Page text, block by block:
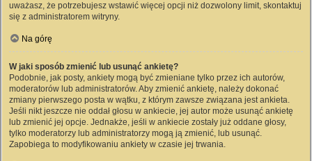
uważasz, że potrzebujesz wstawić więcej opcji niż dozwolony limit, skontaktuj
się z administratorem witryny.
Na górę
W jaki sposób zmienić lub usunąć ankietę?
Podobnie, jak posty, ankiety mogą być zmieniane tylko przez ich autorów,
moderatorów lub administratorów. Aby zmienić ankietę, należy dokonać
zmiany pierwszego posta w wątku, z którym zawsze związana jest ankieta.
Jeśli nikt jeszcze nie oddał głosu w ankiecie, jej autor może usunąć ankietę
lub zmienić jej opcje. Jednakże, jeśli w ankiecie zostały już oddane głosy,
tylko moderatorzy lub administratorzy mogą ją zmienić, lub usunąć.
Zapobiega to modyfikowaniu ankiety w czasie jej trwania.